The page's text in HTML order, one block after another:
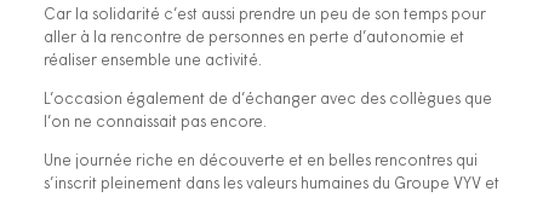
Car la solidarité c’est aussi prendre un peu de son temps pour
aller à la rencontre de personnes en perte d’autonomie et
réaliser ensemble une activité.
L’occasion également de d’échanger avec des collègues que
l’on ne connaissait pas encore.
Une journée riche en découverte et en belles rencontres qui
s’inscrit pleinement dans les valeurs humaines du Groupe VYV et